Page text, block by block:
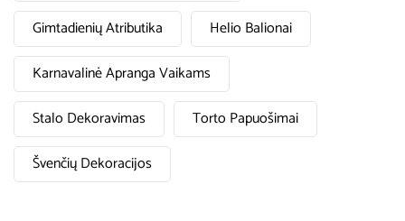
Gimtadienių Atributika
Helio Balionai
Karnavalinė Apranga Vaikams
Stalo Dekoravimas
Torto Papuošimai
Švenčių Dekoracijos